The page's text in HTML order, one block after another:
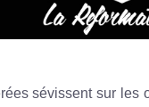
sévissent sur les